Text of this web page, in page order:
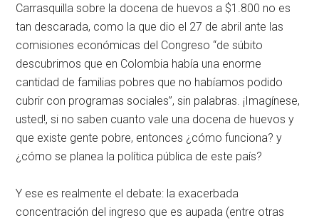
Carrasquilla sobre la docena de huevos a $1.800 no es
tan descarada, como la que dio el 27 de abril ante las
comisiones económicas del Congreso “de súbito
descubrimos que en Colombia había una enorme
cantidad de familias pobres que no habíamos podido
cubrir con programas sociales”, sin palabras. ¡Imagínese,
usted!, si no saben cuanto vale una docena de huevos y
que existe gente pobre, entonces ¿cómo funciona? y
¿cómo se planea la política pública de este país?
Y ese es realmente el debate: la exacerbada
concentración del ingreso que es aupada (entre otras